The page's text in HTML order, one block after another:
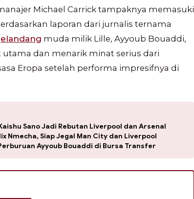
Michael Carrick tampaknya memasuki
laporan dari jurnalis ternama
muda milik Lille, Ayyoub Bouaddi,
utama dan menarik minat serius dari
Eropa setelah performa impresifnya di
Sano Jadi Rebutan Liverpool dan Arsenal
Nmecha, Siap Jegal Man City dan Liverpool
Ayyoub Bouaddi di Bursa Transfer